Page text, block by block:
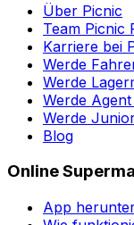
Über Picnic
Team Picnic
Karriere bei
Werde
Werde
Werde
Werde
Blog
Online
App